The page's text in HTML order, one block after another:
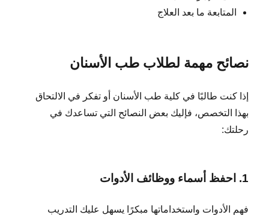
المتابعة ما بعد العلاج
نصائح مهمة لطلاب طب الأسنان
إذا كنت طالبًا في كلية طب الأسنان أو تفكر في الالتحاق
بهذا التخصص، فإليك بعض النصائح التي تساعدك في
رحلتك:
1. احفظ أسماء ووظائف الأدوات
فهم الأدوات واستخداماتها مبكرًا يسهل عليك التدريب